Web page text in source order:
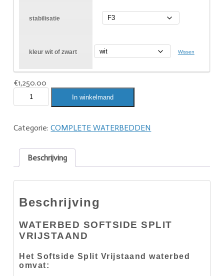
stabilisatie
kleur wit of zwart Wissen
€1,250.00
In winkelmand
Categorie:COMPLETE WATERBEDDEN
Beschrijving
Beschrijving
WATERBED SOFTSIDE SPLIT
VRIJSTAAND
Het Softside Split Vrijstaand waterbed
omvat: